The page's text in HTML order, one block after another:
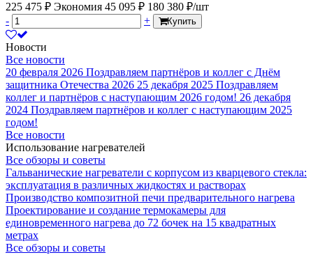
225 475 ₽ Экономия 45 095 ₽ 180 380 ₽/шт
-
+ Купить
Новости
Все новости
20 февраля 2026 Поздравляем партнёров и коллег с Днём
защитника Отечества 2026 25 декабря 2025 Поздравляем
коллег и партнёров с наступающим 2026 годом! 26 декабря
2024 Поздравляем партнёров и коллег с наступающим 2025
годом!
Все новости
Использование нагревателей
Все обзоры и советы
Гальванические нагреватели с корпусом из кварцевого стекла:
эксплуатация в различных жидкостях и растворах
Производство композитной печи предварительного нагрева
Проектирование и создание термокамеры для
единовременного нагрева до 72 бочек на 15 квадратных
метрах
Все обзоры и советы